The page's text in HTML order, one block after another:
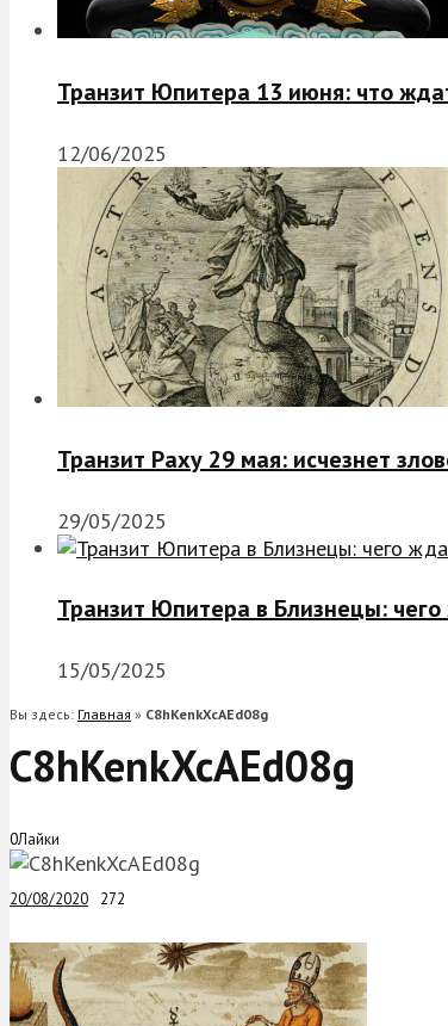
Транзит Юпитера 13 июня: что
12/06/2025
Транзит Раху 29 мая: исчезнет
29/05/2025
Транзит Юпитера в Близнецы:
15/05/2025
Вы здесь: Главная » C8hKenkXcAEd08g
C8hKenkXcAEd08g
0Лайки
20/08/2020 272